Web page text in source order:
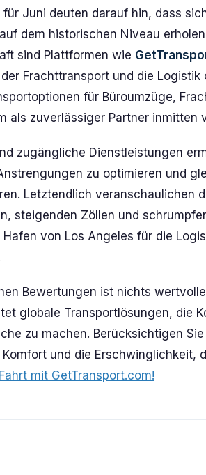
Juni deuten darauf hin, dass
dem historischen Niveau
sind Plattformen wie
Frachttransport und die
für Büroumzüge,
als zuverlässiger Partner inmitten
zugängliche Dienstleistungen
zu optimieren und
Letztendlich veranschaulichen
steigenden Zöllen und
von Los Angeles für die
Bewertungen ist nichts
globale Transportlösungen, die
zu machen. Berücksichtigen
und die Erschwinglichkeit,
mit GetTransport.com!